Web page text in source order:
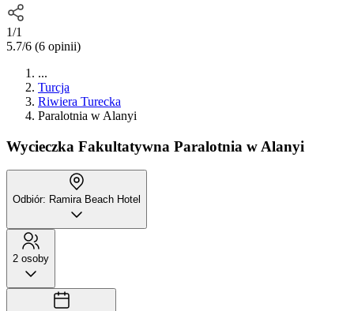
1/1
5.7/6 (6 opinii)
...
Turcja
Riwiera Turecka
Paralotnia w Alanyi
Wycieczka Fakultatywna Paralotnia w Alanyi
Odbiór: Ramira Beach Hotel
2 osoby